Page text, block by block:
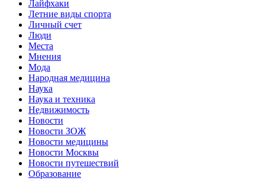
Лайфхаки
Летние виды спорта
Личный счет
Люди
Места
Мнения
Мода
Народная медицина
Наука
Наука и техника
Недвижимость
Новости
Новости ЗОЖ
Новости медицины
Новости Москвы
Новости путешествий
Образование